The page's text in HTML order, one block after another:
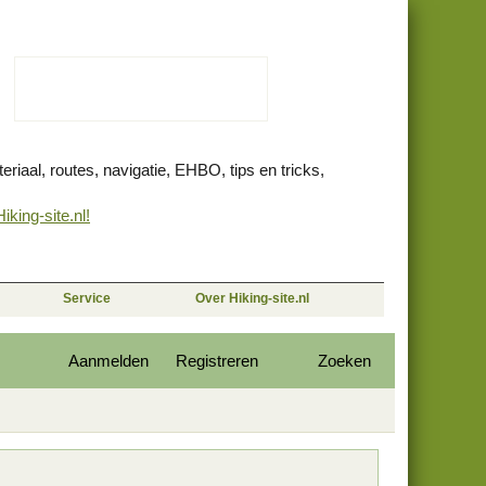
routes, navigatie, EHBO, tips en tricks,
site.nl!
Service Over Hiking-site.nl
Aanmelden Registreren Zoeken